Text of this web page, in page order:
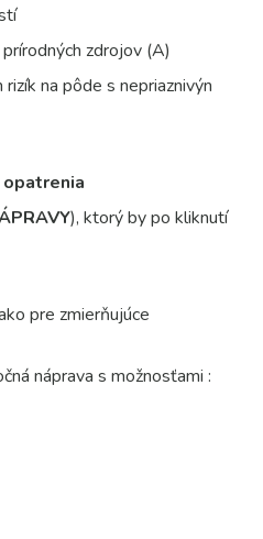
zdrojov (A)
na pôde s nepriaznivýn
opatrenia
), ktorý by po kliknutí
pre zmierňujúce
náprava s možnosťami :